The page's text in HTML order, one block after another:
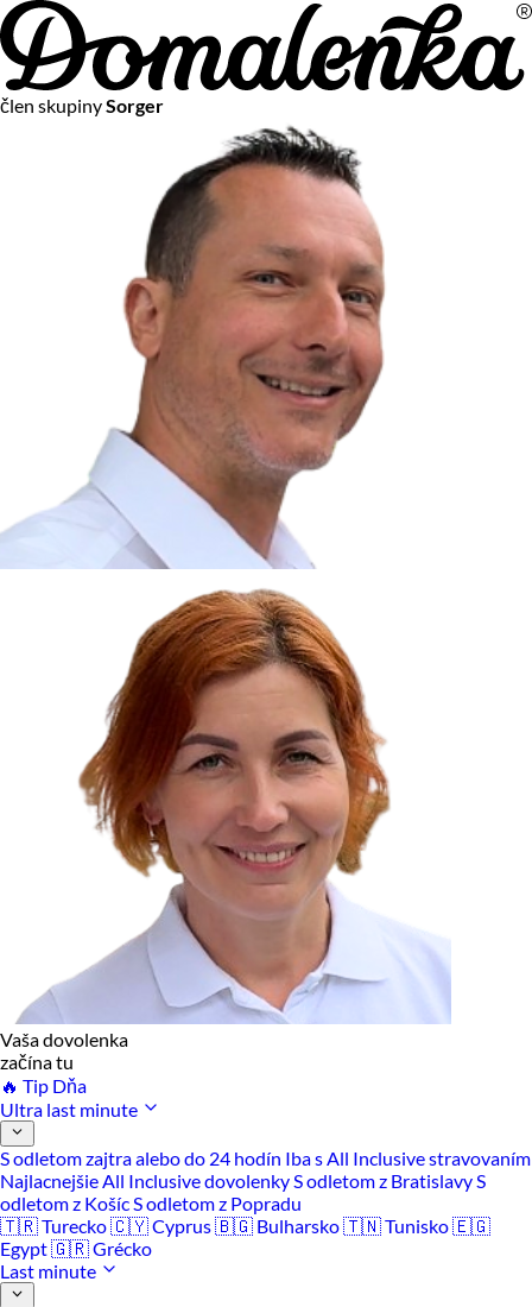
člen skupinySorger
Vaša dovolenka
začína tu
🔥 Tip Dňa
Ultra last minute
S odletom zajtra alebo do 24 hodín Iba s All Inclusive stravovaním
Najlacnejšie All Inclusive dovolenkyS odletom z BratislavyS
odletom z KošícS odletom z Popradu
🇹🇷 Turecko🇨🇾 Cyprus🇧🇬 Bulharsko🇹🇳 Tunisko🇪🇬
Egypt🇬🇷 Grécko
Last minute
Na vašom súkromí nám záleží
Chceme vám neustále poskytovať tie najlepšie služby.
Vzhľadom k platnej legislatíve od vás ale potrebujeme súhlas
s používaním súborov cookies.
Viac o personalizácii a meraní
Aby sme vedeli, čo sa deje na webových stránkach a aby sme
vám mohli prispôsobiť ponuky na mieru či reklamu,
používame cookies a taktiežslužby spoločnosti Google
Čo sú cookies?
Cookies sú malé textové súbory, ktoré môžu byť používané
webovými stránkami, aby zefektívnili používateľský zážitok.
Vďaka cookies vám môžeme ponúkať služby podľa toho, čo
naozaj hľadáte a chcete nájsť.
Kedykoľvek sa môžete slobodne rozhodnúť, ktoré typy
používania cookies chcete umožniť.
Zákon uvádza, že môžeme ukladať cookies na vašom
zariadení, pokiaľ sú nevyhnutne nutné pre prevádzku tejto
Cookies, ktoré používame
Technické a nevyhnutné cookies
Analytické a marketingové cookies
Reklamné úložisko
Reklamné používateľské dáta
Personalizácia reklám
Povoliť vybrané
Odmietnuť